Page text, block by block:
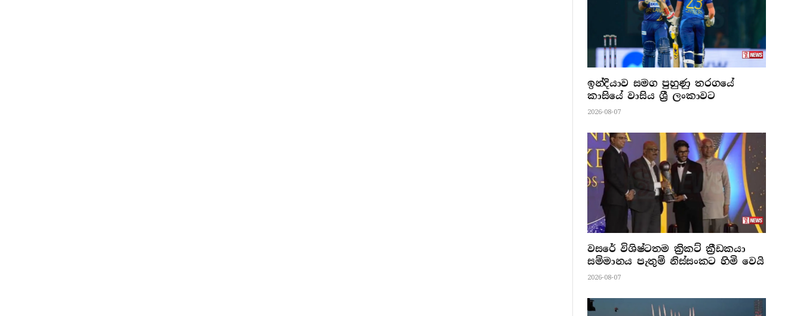
ඉන්දියාව සමග පුහුණු තරගයේ
කාසියේ වාසිය ශ්‍රී ලංකාවට
2026-08-07
වසරේ විශිෂ්ටතම ක්‍රිකට් ක්‍රීඩකයා
සම්මානය පැතුම් නිස්සංකට හිමි වෙයි
2026-08-07